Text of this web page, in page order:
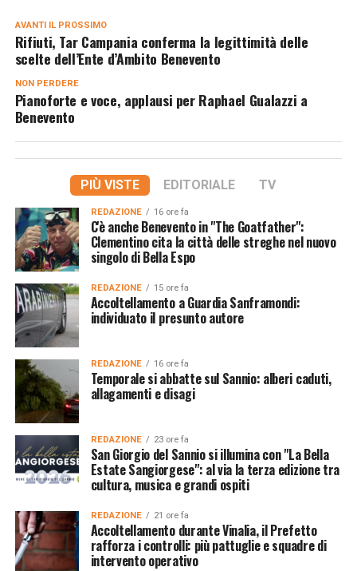
AVANTI IL ​​PROSSIMO
Rifiuti, Tar Campania conferma la legittimità delle
scelte dell’Ente d’Ambito Benevento
NON PERDERE
Pianoforte e voce, applausi per Raphael Gualazzi a
Benevento
PIÙ VISTE EDITORIALE TV
REDAZIONE 16 ore fa
C'è anche Benevento in "The Goatfather":
Clementino cita la città delle streghe nel nuovo
singolo di Bella Espo
REDAZIONE 15 ore fa
Accoltellamento a Guardia Sanframondi:
individuato il presunto autore
REDAZIONE 16 ore fa
Temporale si abbatte sul Sannio: alberi caduti,
allagamenti e disagi
REDAZIONE 23 ore fa
San Giorgio del Sannio si illumina con "La Bella
Estate Sangiorgese": al via la terza edizione tra
cultura, musica e grandi ospiti
REDAZIONE 21 ore fa
Accoltellamento durante Vinalia, il Prefetto
rafforza i controlli: più pattuglie e squadre di
intervento operativo